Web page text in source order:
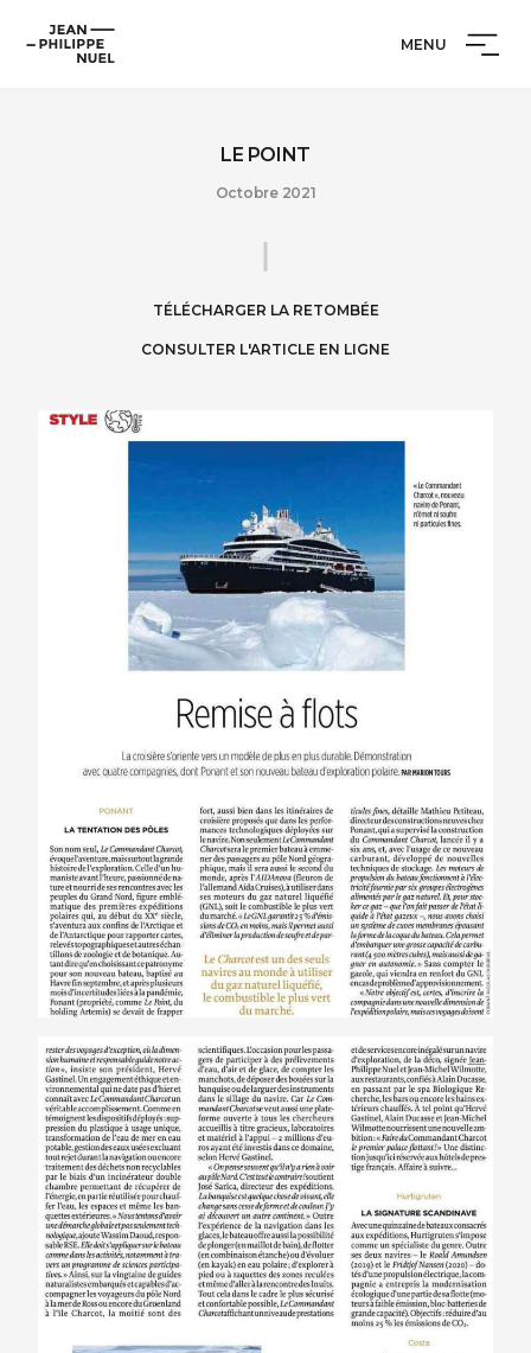
contenu
Jean-
Philippe
MENU
LE POINT
Octobre 2021
TÉLÉCHARGER LA RETOMBÉE
CONSULTER L'ARTICLE EN LIGNE